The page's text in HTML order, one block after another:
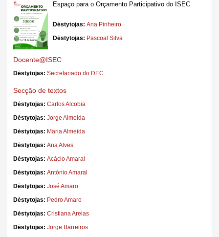
Espaço para o Orçamento Participativo do ISEC
Dėstytojas: Ana Pinheiro
Dėstytojas: Pascoal Silva
Docente@ISEC
Dėstytojas:Secretariado do DEC
Secção de textos
Dėstytojas:Carlos Alcobia
Dėstytojas:Jorge Almeida
Dėstytojas: Maria Almeida
Dėstytojas:Ana Alves
Dėstytojas:Acácio Amaral
Dėstytojas:António Amaral
Dėstytojas:José Amaro
Dėstytojas: Pedro Amaro
Dėstytojas:Cristiana Areias
Dėstytojas:Jorge Barreiros